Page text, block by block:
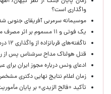
واگذاری است؟
موسیمانه سرمربی آفریقای جنوبی
یک فوتی و ۱۱ مسموم بر اثر مصرف مشروبات الکلی در نیشابور
ناگفته‌های قربانزاده از واگذاری ۱۲ درصد هلدینگ خلیج فارس
قتل هولناک مداح سرشناس پس از
ادعای ونس درباره مجوز ایران برای
زمان اعلام نتایج نهایی دکتری
تأکید «فالح الزیدی» بر پایان